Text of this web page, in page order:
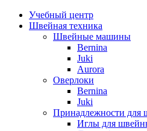
Учебный центр
Швейная техника
Швейные машины
Bernina
Juki
Aurora
Оверлоки
Bernina
Juki
Принадлежности
Иглы для